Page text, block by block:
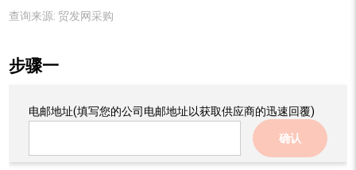
查询来源: 贸发网采购
步骤一
电邮地址(填写您的公司电邮地址以获取供应商的迅速回覆)
确认